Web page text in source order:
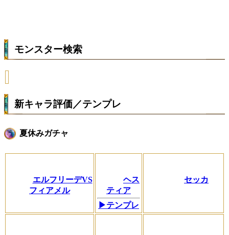
モンスター検索
新キャラ評価／テンプレ
夏休みガチャ
エルフリーデVS
フィアメル
ヘス
ティア
▶テンプレ
セッカ